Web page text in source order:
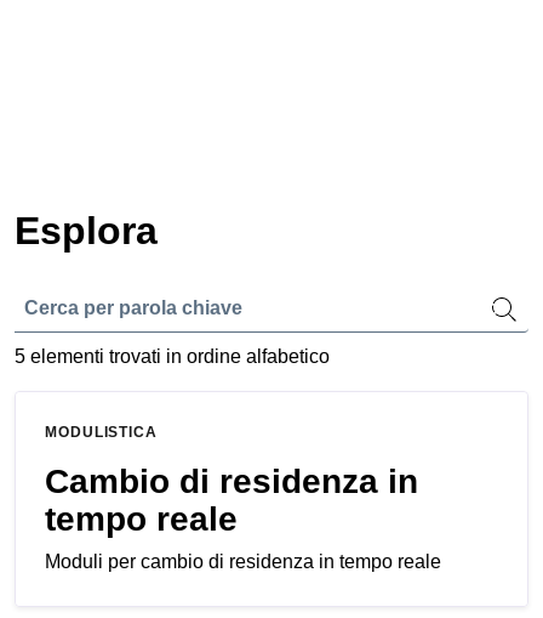
Esplora
Cerca Invio
5 elementi trovati in ordine alfabetico
MODULISTICA
Cambio di residenza in
tempo reale
Moduli per cambio di residenza in tempo reale